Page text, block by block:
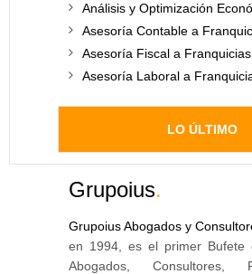
Análisis y Optimización
Asesoría Contable a
Asesoría Fiscal a Franquicias
Asesoría Laboral a
LO ÚLTIMO
Grupoius.
Grupoius Abogados y
en 1994, es el primer Bufete
Abogados, Consultores,